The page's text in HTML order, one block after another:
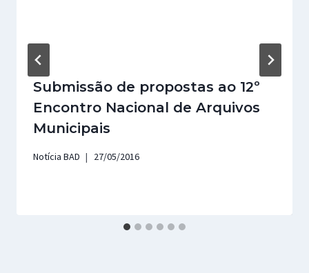
Submissão de propostas ao 12º
Encontro Nacional de Arquivos
Municipais
Notícia BAD 27/05/2016